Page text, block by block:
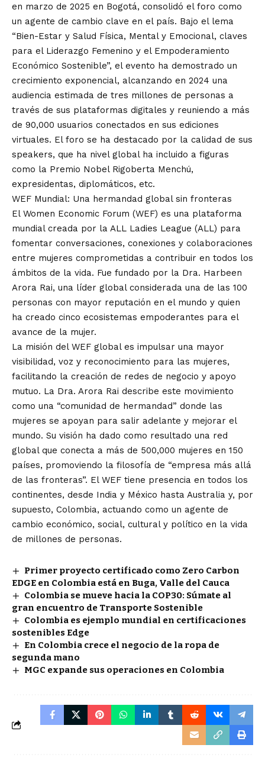
en marzo de 2025 en Bogotá, consolidó el foro como
un agente de cambio clave en el país. Bajo el lema
“Bien-Estar y Salud Física, Mental y Emocional, claves
para el Liderazgo Femenino y el Empoderamiento
Económico Sostenible”, el evento ha demostrado un
crecimiento exponencial, alcanzando en 2024 una
audiencia estimada de tres millones de personas a
través de sus plataformas digitales y reuniendo a más
de 90,000 usuarios conectados en sus ediciones
virtuales. El foro se ha destacado por la calidad de sus
speakers, que ha nivel global ha incluido a figuras
como la Premio Nobel Rigoberta Menchú,
expresidentas, diplomáticos, etc.
WEF Mundial: Una hermandad global sin fronteras
El Women Economic Forum (WEF) es una plataforma
mundial creada por la ALL Ladies League (ALL) para
fomentar conversaciones, conexiones y colaboraciones
entre mujeres comprometidas a contribuir en todos los
ámbitos de la vida. Fue fundado por la Dra. Harbeen
Arora Rai, una líder global considerada una de las 100
personas con mayor reputación en el mundo y quien
ha creado cinco ecosistemas empoderantes para el
avance de la mujer.
La misión del WEF global es impulsar una mayor
visibilidad, voz y reconocimiento para las mujeres,
facilitando la creación de redes de negocio y apoyo
mutuo. La Dra. Arora Rai describe este movimiento
como una “comunidad de hermandad” donde las
mujeres se apoyan para salir adelante y mejorar el
mundo. Su visión ha dado como resultado una red
global que conecta a más de 500,000 mujeres en 150
países, promoviendo la filosofía de “empresa más allá
de las fronteras”. El WEF tiene presencia en todos los
continentes, desde India y México hasta Australia y, por
supuesto, Colombia, actuando como un agente de
cambio económico, social, cultural y político en la vida
de millones de personas.
Primer proyecto certificado como Zero Carbon
EDGE en Colombia está en Buga, Valle del Cauca
Colombia se mueve hacia la COP30: Súmate al
gran encuentro de Transporte Sostenible
Colombia es ejemplo mundial en certificaciones
sostenibles Edge
En Colombia crece el negocio de la ropa de
segunda mano
MGC expande sus operaciones en Colombia